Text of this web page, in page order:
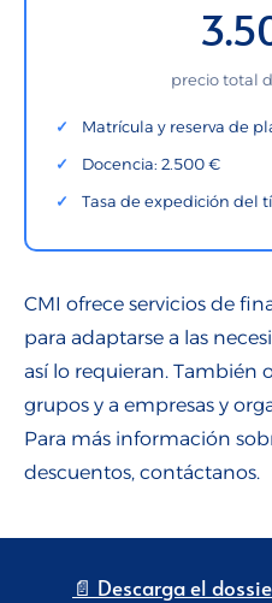
precio total
Matrícula y reserva de
Docencia: 2.500 €
Tasa de expedición del
CMI ofrece servicios de
para adaptarse a las
así lo requieran. También
grupos y a empresas y
Para más información
descuentos, contáctanos.
📄 Descarga el